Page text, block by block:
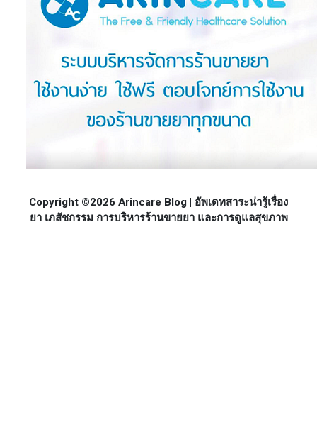
Copyright ©2026 Arincare Blog | อัพเดทสาระน่ารู้เรื่อง
ยา เภสัชกรรม การบริหารร้านขายยา และการดูแลสุขภาพ